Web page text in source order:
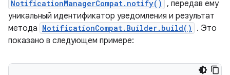
NotificationManagerCompat.notify()
, передав ему
уникальный идентификатор уведомления и результат
метода NotificationCompat.Builder.build()
. Это
показано в следующем примере: